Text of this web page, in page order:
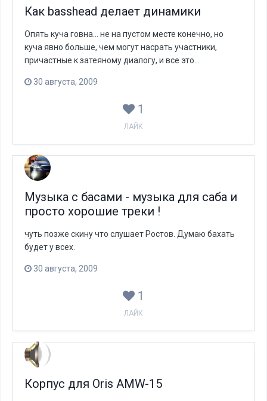
Как basshead делает динамики
Опять куча говна... не на пустом месте конечно, но
куча явно больше, чем могут насрать участники,
причастные к затеяному диалогу, и все это...
30 августа, 2009
1
ЛАЙК
Музыка с басами - музыка для саба и
просто хорошие треки !
чуть позже скину что слушает Ростов. Думаю бахать
будет у всех.
30 августа, 2009
1
ЛАЙК
Корпус для Oris AMW-15